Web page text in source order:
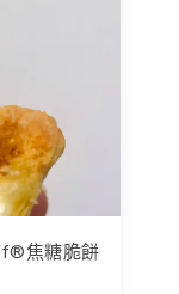
焦糖脆餅